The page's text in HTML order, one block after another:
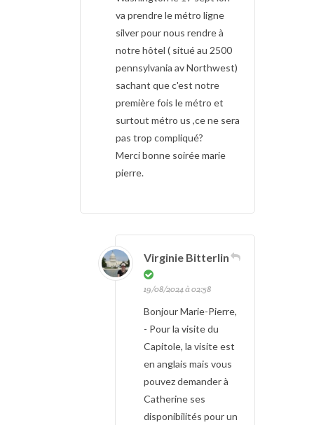
va prendre le métro ligne
silver pour nous rendre à
notre hôtel ( situé au 2500
pennsylvania av Northwest)
sachant que c'est notre
première fois le métro et
surtout métro us ,ce ne sera
pas trop compliqué?
Merci bonne soirée marie
pierre.
Virginie Bitterlin
19/08/2024 à 02:58
Bonjour Marie-Pierre,
- Pour la visite du
Capitole, la visite est
en anglais mais vous
pouvez demander à
Catherine ses
disponibilités pour un